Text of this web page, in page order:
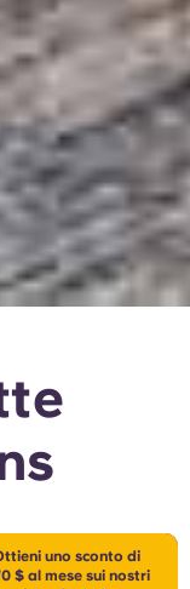
uno sconto di
$ al mese sui nostri